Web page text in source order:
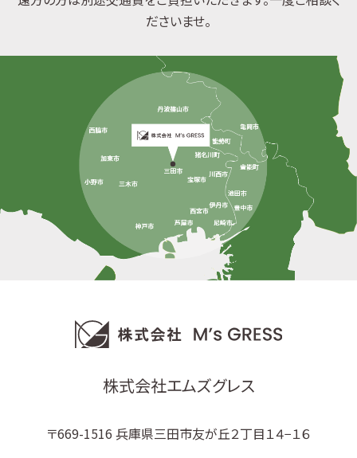
ださいませ。
株式会社エムズグレス
〒669-1516 兵庫県三田市友が丘２丁目１４−１６